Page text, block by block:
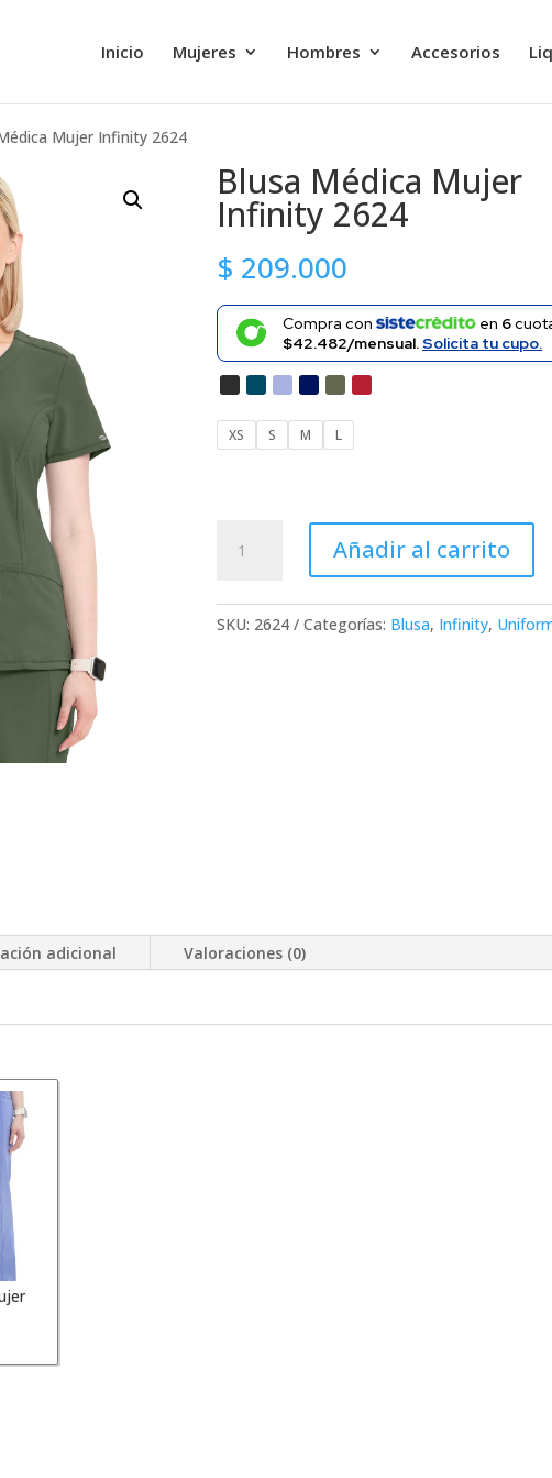
Inicio Mujeres Hombres Accesorios
Mujer Infinity 2624
Blusa Médica Mujer
Infinity 2624
$ 209.000
Compra con en 6
$42.482/mensual.Solicita tu cupo.
XS S M L
Médica
Infinity
2624
Añadir al carrito
SKU: 2624 Categorías: Blusa, Infinity,
adicional Valoraciones (0)